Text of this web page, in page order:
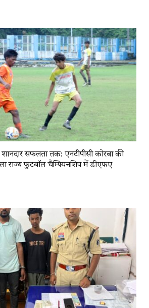
सफलता तक: एनटीपीसी कोरबा की
राज्य फुटबॉल चैम्पियनशिप में डीएफए